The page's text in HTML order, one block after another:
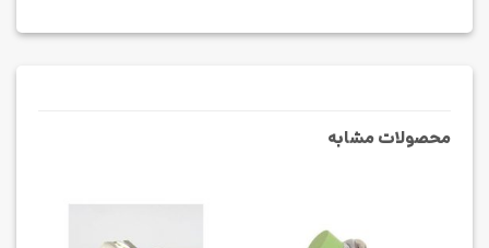
محصولات مشابه